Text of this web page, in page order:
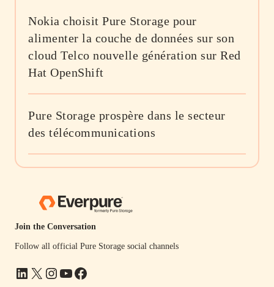
Nokia choisit Pure Storage pour
alimenter la couche de données sur son
cloud Telco nouvelle génération sur Red
Hat OpenShift
Pure Storage prospère dans le secteur
des télécommunications
Join the Conversation
Follow all official Pure Storage social channels
LinkedIn X Instagram YouTube Facebook